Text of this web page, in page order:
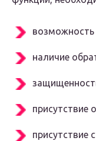
возможность
наличие
присутствие
присутствие